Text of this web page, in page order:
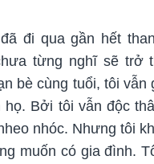
đi qua gần hết
từng nghĩ sẽ trở
bè cùng tuổi, tôi vẫn
họ. Bởi tôi vẫn độc
nhóc. Nhưng tôi
muốn có gia đình.